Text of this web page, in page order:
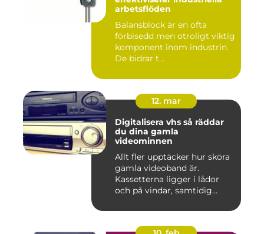
arbetsflöden
Balansblock är en ofta
förbisedd men otroligt viktig
komponent inom industrin.
De bidrar t...
12. mar
Digitalisera vhs så räddar
du dina gamla
videominnen
Allt fler upptäcker hur sköra
gamla videoband är.
Kassetterna ligger i lådor
och på vindar, samtidig...